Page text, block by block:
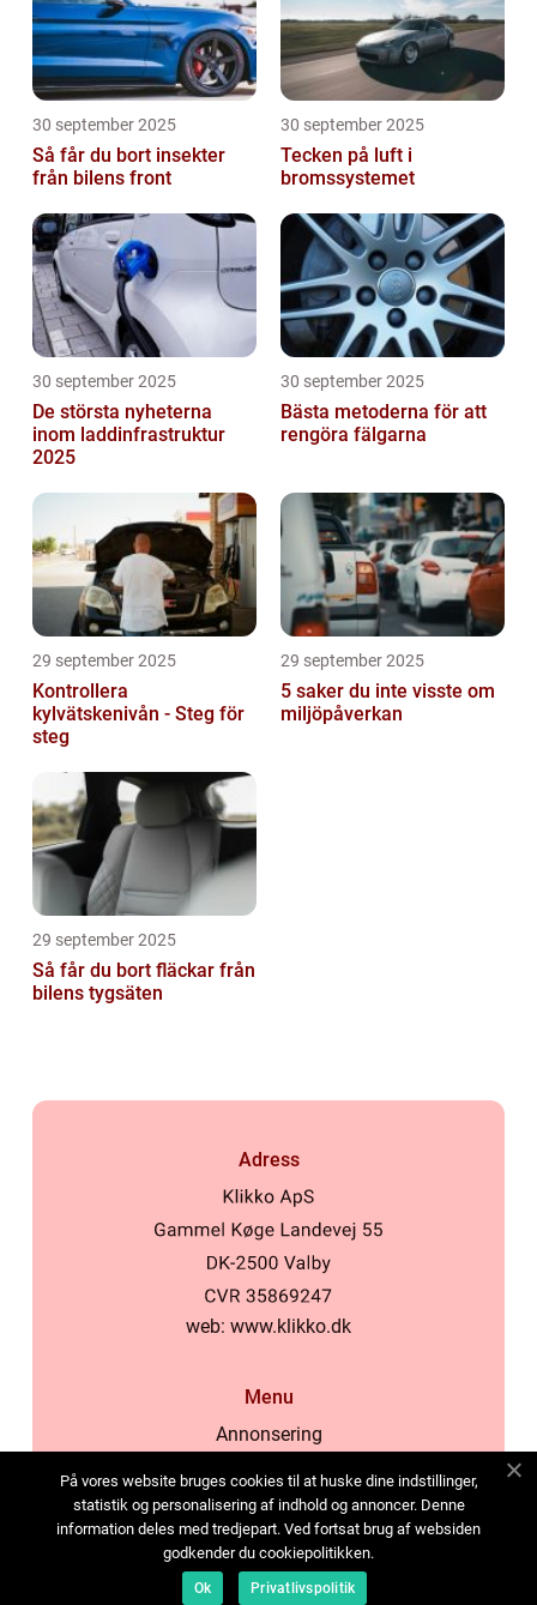
30 september 2025
Så får du bort insekter
från bilens front
30 september 2025
Tecken på luft i
bromssystemet
30 september 2025
De största nyheterna
inom laddinfrastruktur
2025
30 september 2025
Bästa metoderna för att
rengöra fälgarna
29 september 2025
Kontrollera
kylvätskenivån - Steg för
steg
29 september 2025
5 saker du inte visste om
miljöpåverkan
29 september 2025
Så får du bort fläckar från
bilens tygsäten
Adress
web: www.klikko.dk
Menu
Annonsering
Cookies
Kontakta oss
Sitemap
På vores website bruges cookies til at huske dine indstillinger,
statistik og personalisering af indhold og annoncer. Denne
information deles med tredjepart. Ved fortsat brug af websiden
godkender du cookiepolitikken.
Ok Privatlivspolitik